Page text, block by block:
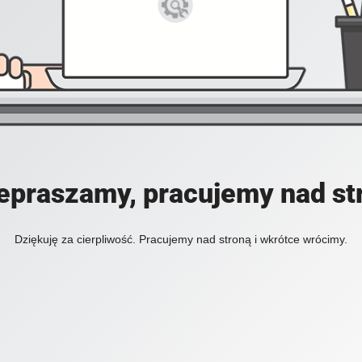
pracujemy nad
Dziękuję za cierpliwość. Pracujemy nad stroną i wkrótce wrócimy.